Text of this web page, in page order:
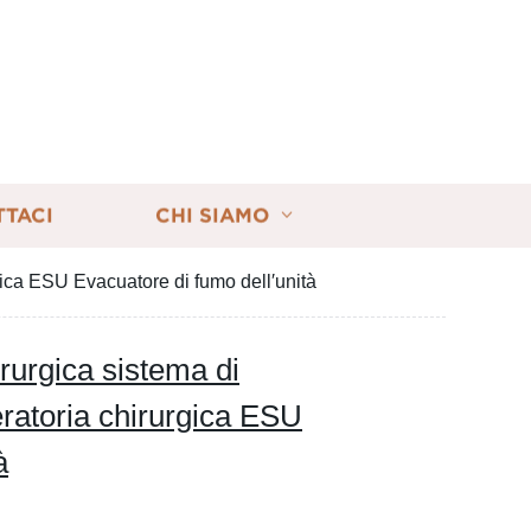
CHI SIAMO
ESU Evacuatore di fumo dell′unità
sistema di
chirurgica ESU